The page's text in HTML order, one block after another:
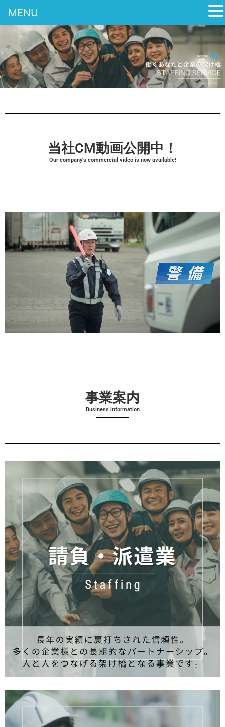
内
を
ス
キ
ッ
当社CM動画公開中！
Our company's commercial video is now available!
事業案内
Business information
MENU